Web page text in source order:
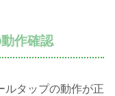
作確認
ルタップの動作が正